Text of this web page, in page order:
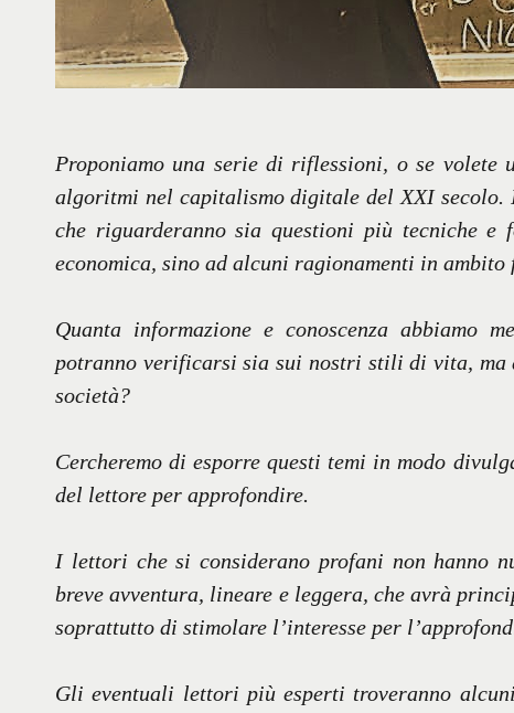
Proponiamo una serie di riflessioni, o se
algoritmi nel capitalismo digitale del XXI
che riguarderanno sia questioni più tecniche
economica, sino ad alcuni ragionamenti in ambito
Quanta informazione e conoscenza abbiamo
potranno verificarsi sia sui nostri stili di vita, ma
società?
Cercheremo di esporre questi temi in modo
del lettore per approfondire.
I lettori che si considerano profani non hanno
breve avventura, lineare e leggera, che avrà
soprattutto di stimolare l’interesse per
Gli eventuali lettori più esperti troveranno